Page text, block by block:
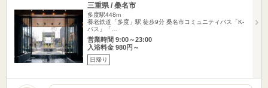
三重県 / 桑名市
多度駅448m
養老鉄道「多度」駅 徒歩9分 桑名市コミュニティバス「K-
バス」「…
営業時間 9:00～23:00
入浴料金 980円～
日帰り